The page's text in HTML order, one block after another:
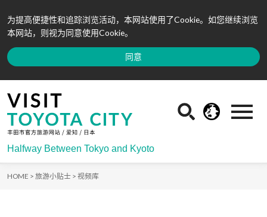
为提高便捷性和追踪浏览活动，本网站使用了Cookie。如您继续浏览
本网站，则视为同意使用Cookie。
同意
Halfway Between Tokyo and Kyoto
HOME > 旅游小贴士 > 视频库